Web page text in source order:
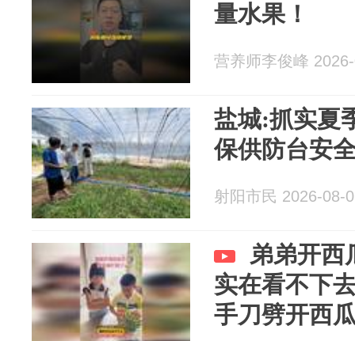
量水果！
营养师李俊峰
盐城:抓实夏
保供防台安
射阳市民 2026-08-
弟弟开西
实在看不下
手刀劈开西